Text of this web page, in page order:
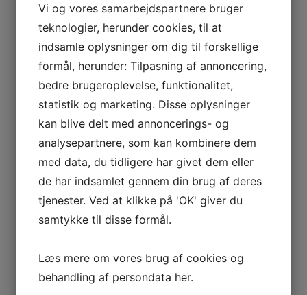
Christiansborg
Tirsdag d. 30. juni besøgte vi Christiansborg. Vi følte os
meget royale i de overdådige lokaler. Vi har set hvor
Kong…
LÆS MERE
Vi og vores samarbejdspartnere bruger
teknologier, herunder cookies, til at
indsamle oplysninger om dig til forskellige
formål, herunder: Tilpasning af annoncering,
bedre brugeroplevelse, funktionalitet,
statistik og marketing. Disse oplysninger
kan blive delt med annoncerings- og
analysepartnere, som kan kombinere dem
med data, du tidligere har givet dem eller
de har indsamlet gennem din brug af deres
tjenester. Ved at klikke på 'OK' giver du
samtykke til disse formål.
Læs mere om vores brug af cookies og
behandling af persondata her.